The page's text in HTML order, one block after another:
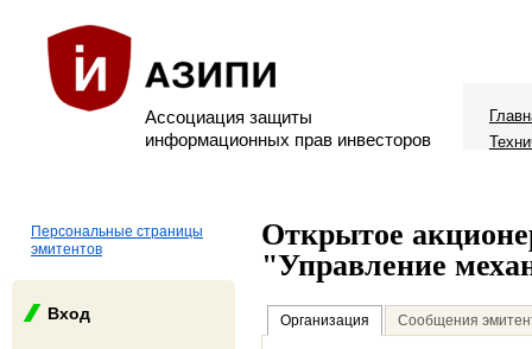
Ассоциация защиты
информационных прав инвесторов
Персональные страницы
эмитентов
Вход
Открытое
"Управление
Организация Сообщения